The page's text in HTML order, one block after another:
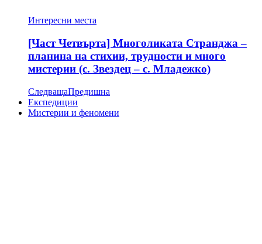
Интересни места
[Част Четвърта] Многоликата Странджа –
планина на стихии, трудности и много
мистерии (с. Звездец – с. Младежко)
СледващаПредишна
Експедиции
Мистерии и феномени